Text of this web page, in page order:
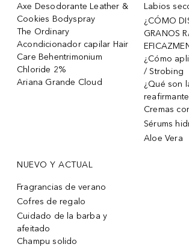
Axe Desodorante Leather &
Cookies Bodyspray
The Ordinary
Acondicionador capilar Hair
Care Behentrimonium
Chloride 2%
Ariana Grande Cloud
Labios
¿CÓMO
GRANOS
¿Cómo
/ Strobing
¿Qué son
Cremas
Sérums
Aloe Vera
NUEVO Y ACTUAL
Fragrancias de verano
Cofres de regalo
Cuidado de la barba y
afeitado
Champu solido